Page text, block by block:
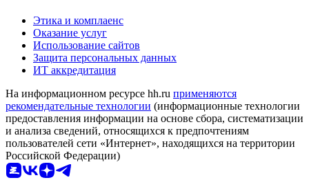
Этика и комплаенс
Оказание услуг
Использование сайтов
Защита персональных данных
ИТ аккредитация
На информационном ресурсе hh.ru применяются
рекомендательные технологии (информационные технологии
предоставления информации на основе сбора, систематизации
и анализа сведений, относящихся к предпочтениям
пользователей сети «Интернет», находящихся на территории
Российской Федерации)